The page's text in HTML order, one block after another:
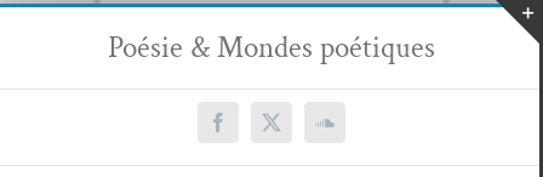
Passer
contenu
Poésie & Mondes poétiques
Facebook
X SoundCloud